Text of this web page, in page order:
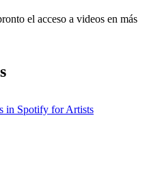
el acceso a videos en más
in Spotify for Artists